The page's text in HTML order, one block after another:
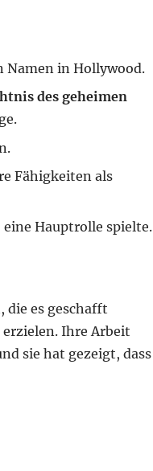
Namen in Hollywood.
des geheimen
Fähigkeiten als
Hauptrolle spielte.
die es geschafft
Ihre Arbeit
sie hat gezeigt, dass